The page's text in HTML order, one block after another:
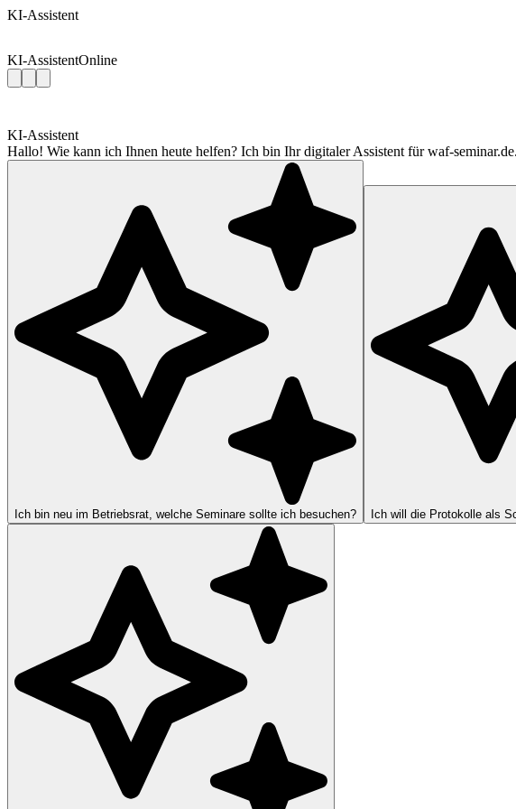
KI-Assistent
KI-AssistentOnline
KI-Assistent
Hallo! Wie kann ich Ihnen heute helfen? Ich bin Ihr digitaler Assistent für waf-
Ich bin neu im Betriebsrat, welche Seminare sollte ich besuchen? Ich will die Protokolle als